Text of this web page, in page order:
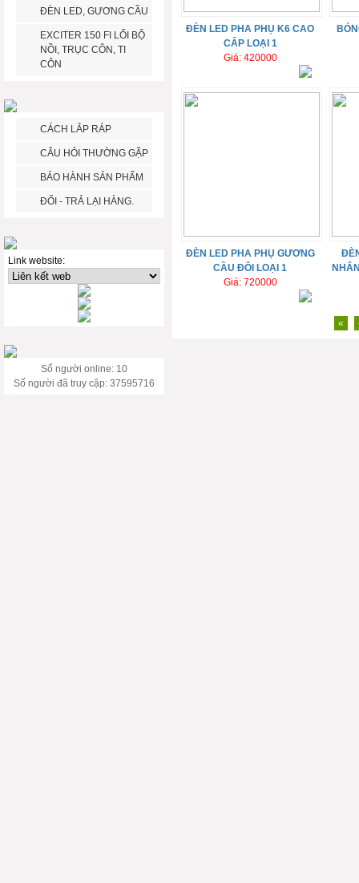
ĐÈN LED, GƯƠNG CẦU
EXCITER 150 FI LỔI BỘ
NỒI, TRỤC CÔN, TI
CÔN
CÁCH LẮP RÁP
CÂU HỎI THƯỜNG GẶP
BẢO HÀNH SẢN PHẨM
ĐỔI - TRẢ LẠI HÀNG.
Link website:
Số người online: 10
Số người đã truy cập: 37595716
ĐÈN LED PHA PHỤ K6 CAO
CẤP LOẠI 1
Giá: 420000
ĐÈN LED PHA PHỤ GƯƠNG
CẦU ĐÔI LOẠI 1
Giá: 720000
«